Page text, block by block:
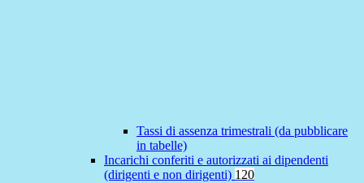
Tassi di assenza trimestrali (da pubblicare
in tabelle)
Incarichi conferiti e autorizzati ai dipendenti
(dirigenti e non dirigenti) 120